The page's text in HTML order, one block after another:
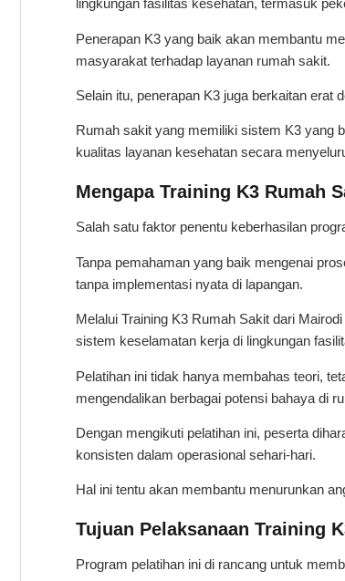
lingkungan fasilitas kesehatan, termasuk
Penerapan K3 yang baik akan membantu
masyarakat terhadap layanan rumah sakit.
Selain itu, penerapan K3 juga berkaitan erat
Rumah sakit yang memiliki sistem K3 yang
kualitas layanan kesehatan secara
Mengapa Training K3 Rumah
Salah satu faktor penentu keberhasilan
Tanpa pemahaman yang baik mengenai
tanpa implementasi nyata di lapangan.
Melalui Training K3 Rumah Sakit dari
sistem keselamatan kerja di lingkungan
Pelatihan ini tidak hanya membahas teori,
mengendalikan berbagai potensi bahaya di
Dengan mengikuti pelatihan ini, peserta
konsisten dalam operasional sehari-hari.
Hal ini tentu akan membantu menurunkan
Tujuan Pelaksanaan Training
Program pelatihan ini di rancang untuk